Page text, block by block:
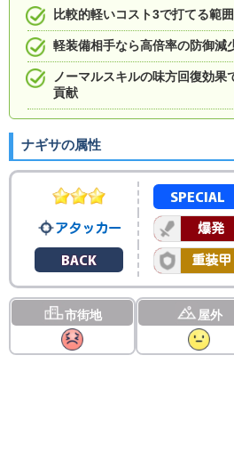
比較的軽いコスト3で打てる範
軽装備相手なら高倍率の防御減
ノーマルスキルの味方回復効果
貢献
ナギサの属性
SPECIAL
アタッカー 爆発
BACK 重装甲
市街地 屋外